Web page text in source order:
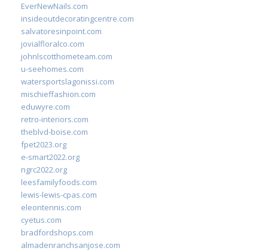
EverNewNails.com
insideoutdecoratingcentre.com
salvatoresinpoint.com
jovialfloralco.com
johnlscotthometeam.com
u-seehomes.com
watersportslagonissi.com
mischieffashion.com
eduwyre.com
retro-interiors.com
theblvd-boise.com
fpet2023.org
e-smart2022.org
ngrc2022.org
leesfamilyfoods.com
lewis-lewis-cpas.com
eleontennis.com
cyetus.com
bradfordshops.com
almadenranchsanjose.com